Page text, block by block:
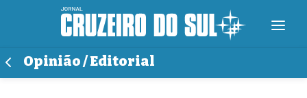
Opinião / Editorial